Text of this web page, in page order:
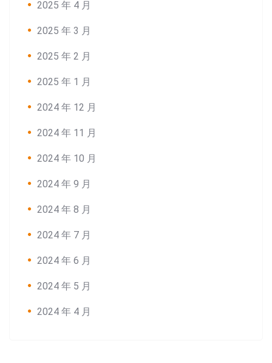
2025 年 4 月
2025 年 3 月
2025 年 2 月
2025 年 1 月
2024 年 12 月
2024 年 11 月
2024 年 10 月
2024 年 9 月
2024 年 8 月
2024 年 7 月
2024 年 6 月
2024 年 5 月
2024 年 4 月